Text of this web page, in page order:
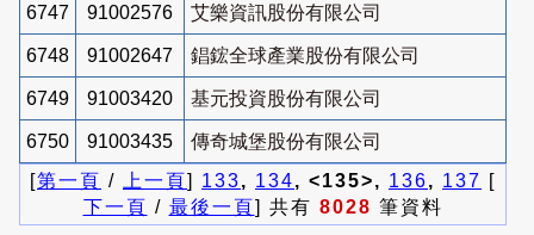
6747 91002576 艾樂資訊股份有限公司
6748 91002647 錩鋐全球產業股份有限公司
6749 91003420 基元投資股份有限公司
6750 91003435
傳奇城堡股份有限公司
[第一頁 / 上一頁] 133, 134, <135>, 136, 137 [
下一頁 / 最後一頁] 共有 8028 筆資料